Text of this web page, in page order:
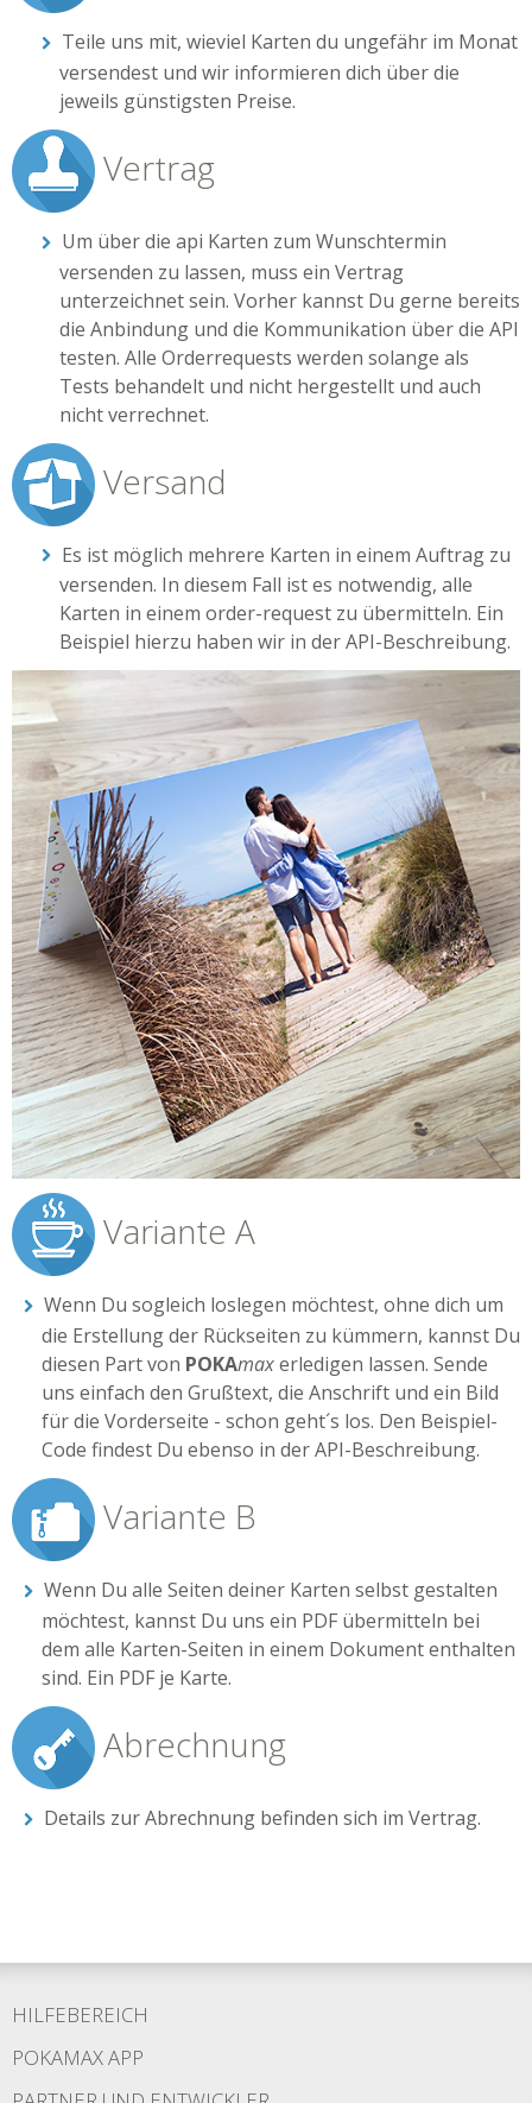
Teile uns mit, wieviel Karten du ungefähr im Monat
versendest und wir informieren dich über die
jeweils günstigsten Preise.
Vertrag
Um über die api Karten zum Wunschtermin
versenden zu lassen, muss ein Vertrag
unterzeichnet sein. Vorher kannst Du gerne bereits
die Anbindung und die Kommunikation über die API
testen. Alle Orderrequests werden solange als
Tests behandelt und nicht hergestellt und auch
nicht verrechnet.
Versand
Es ist möglich mehrere Karten in einem Auftrag zu
versenden. In diesem Fall ist es notwendig, alle
Karten in einem order-request zu übermitteln. Ein
Beispiel hierzu haben wir in der API-Beschreibung.
Variante A
Wenn Du sogleich loslegen möchtest, ohne dich um
die Erstellung der Rückseiten zu kümmern, kannst Du
diesen Part von POKAmaxerledigen lassen. Sende
uns einfach den Grußtext, die Anschrift und ein Bild
für die Vorderseite - schon geht´s los. Den Beispiel-
Code findest Du ebenso in der API-Beschreibung.
Variante B
Wenn Du alle Seiten deiner Karten selbst gestalten
möchtest, kannst Du uns ein PDF übermitteln bei
dem alle Karten-Seiten in einem Dokument enthalten
sind. Ein PDF je Karte.
Abrechnung
Details zur Abrechnung befinden sich im Vertrag.
HILFEBEREICH
POKAMAX APP